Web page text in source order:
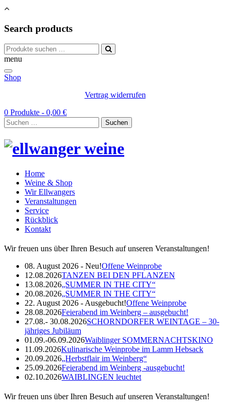
Search products
Suchen
nach:
menu
Shop
Vertrag widerrufen
0 Produkte - 0,00 €
Suchen
nach:
Home
Weine & Shop
Wir Ellwangers
Veranstaltungen
Service
Rückblick
Kontakt
Wir freuen uns über Ihren Besuch auf unseren Veranstaltungen!
08. August 2026 - Neu!Offene Weinprobe
12.08.2026TANZEN BEI DEN PFLANZEN
13.08.2026„SUMMER IN THE CITY“
20.08.2026„SUMMER IN THE CITY“
22. August 2026 - Ausgebucht!Offene Weinprobe
28.08.2026Feierabend im Weinberg – ausgebucht!
27.08.- 30.08.2026SCHORNDORFER WEINTAGE – 30-
jähriges Jubiläum
01.09.-06.09.2026Waiblinger SOMMERNACHTSKINO
11.09.2026Kulinarische Weinprobe im Lamm Hebsack
20.09.2026„Herbstflair im Weinberg“
25.09.2026Feierabend im Weinberg -ausgebucht!
02.10.2026WAIBLINGEN leuchtet
Wir freuen uns über Ihren Besuch auf unseren Veranstaltungen!